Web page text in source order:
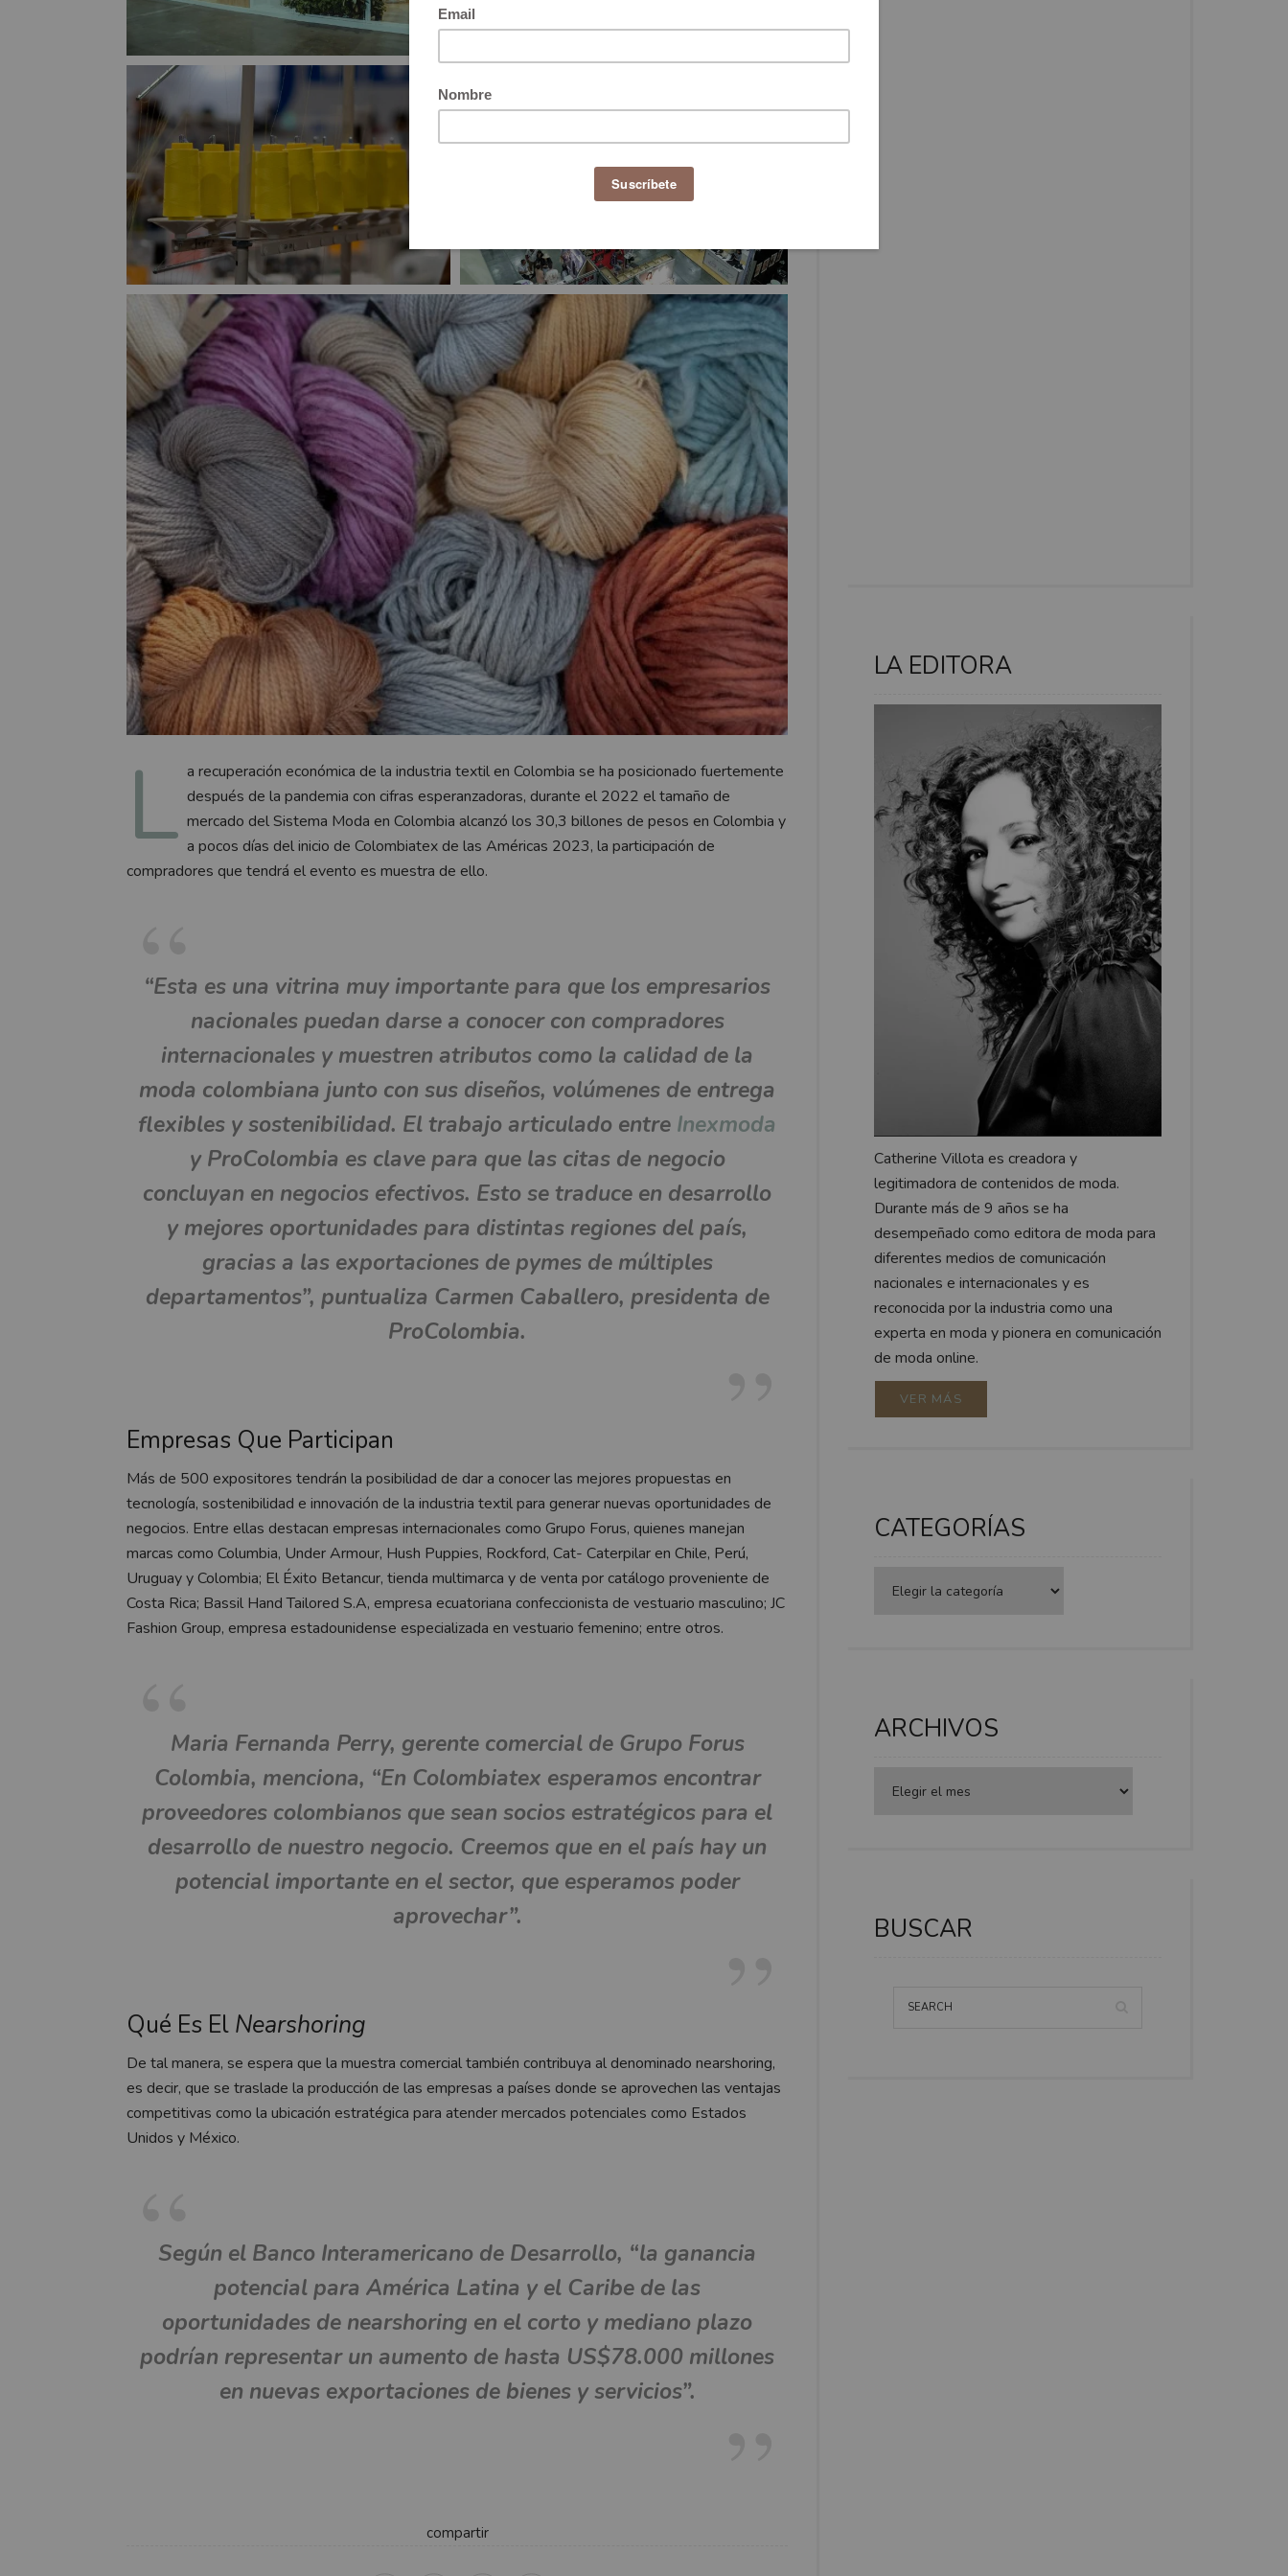
L a recuperación económica de la industria textil en Colombia se ha posicionado fuertemente
después de la pandemia con cifras esperanzadoras, durante el 2022 el tamaño de
mercado del Sistema Moda en Colombia alcanzó los 30,3 billones de pesos en Colombia y
a pocos días del inicio de Colombiatex de las Américas 2023, la participación de
compradores que tendrá el evento es muestra de ello.
“Esta es una vitrina muy importante para que los empresarios
nacionales puedan darse a conocer con compradores
internacionales y muestren atributos como la calidad de la
moda colombiana junto con sus diseños, volúmenes de entrega
flexibles y sostenibilidad. El trabajo articulado entre Inexmoda
y ProColombia es clave para que las citas de negocio
concluyan en negocios efectivos. Esto se traduce en desarrollo
y mejores oportunidades para distintas regiones del país,
gracias a las exportaciones de pymes de múltiples
departamentos”, puntualiza Carmen Caballero, presidenta de
ProColombia.
Empresas Que Participan
Más de 500 expositores tendrán la posibilidad de dar a conocer las mejores propuestas en
tecnología, sostenibilidad e innovación de la industria textil para generar nuevas oportunidades de
negocios. Entre ellas destacan empresas internacionales como Grupo Forus, quienes manejan
marcas como Columbia, Under Armour, Hush Puppies, Rockford, Cat- Caterpilar en Chile, Perú,
Uruguay y Colombia; El Éxito Betancur, tienda multimarca y de venta por catálogo proveniente de
Costa Rica; Bassil Hand Tailored S.A, empresa ecuatoriana confeccionista de vestuario masculino; JC
Fashion Group, empresa estadounidense especializada en vestuario femenino; entre otros.
Maria Fernanda Perry, gerente comercial de Grupo Forus
Colombia, menciona, “En Colombiatex esperamos encontrar
proveedores colombianos que sean socios estratégicos para el
desarrollo de nuestro negocio. Creemos que en el país hay un
potencial importante en el sector, que esperamos poder
aprovechar”.
Qué Es El Nearshoring
De tal manera, se espera que la muestra comercial también contribuya al denominado nearshoring,
es decir, que se traslade la producción de las empresas a países donde se aprovechen las ventajas
competitivas como la ubicación estratégica para atender mercados potenciales como Estados
Unidos y México.
Según el Banco Interamericano de Desarrollo, “la ganancia
potencial para América Latina y el Caribe de las
oportunidades de nearshoring en el corto y mediano plazo
podrían representar un aumento de hasta US$78.000 millones
en nuevas exportaciones de bienes y servicios”.
compartir
LA EDITORA
Catherine Villota es creadora y
legitimadora de contenidos de moda.
Durante más de 9 años se ha
desempeñado como editora de moda para
diferentes medios de comunicación
nacionales e internacionales y es
reconocida por la industria como una
experta en moda y pionera en comunicación
de moda online.
VER MÁS
CATEGORÍAS
ARCHIVOS
BUSCAR